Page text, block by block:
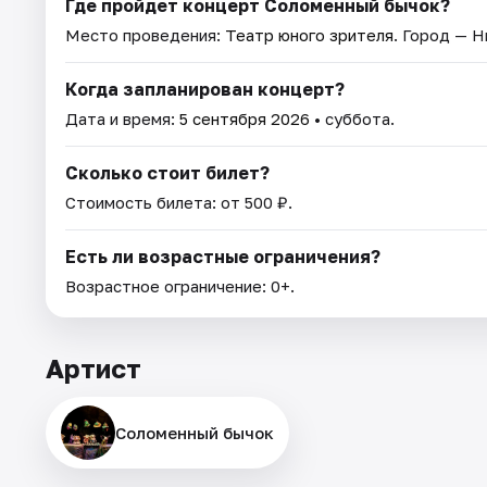
Где пройдет концерт Соломенный бычок?
Место проведения: Театр юного зрителя. Город —
Когда запланирован концерт?
Дата и время: 5 сентября 2026 • суббота.
Сколько стоит билет?
Стоимость билета: от 500 ₽.
Есть ли возрастные ограничения?
Возрастное ограничение: 0+.
Артист
Соломенный бычок